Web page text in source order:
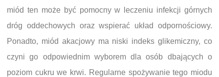
miód ten może być pomocny w leczeniu infekcji górnych
dróg oddechowych oraz wspierać układ odpornościowy.
Ponadto, miód akacjowy ma niski indeks glikemiczny, co
czyni go odpowiednim wyborem dla osób dbających o
poziom cukru we krwi. Regularne spożywanie tego miodu